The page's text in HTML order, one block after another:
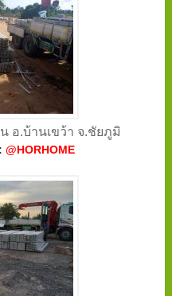
อ.บ้านเขว้า จ.ชัยภูมิ
:@HORHOME